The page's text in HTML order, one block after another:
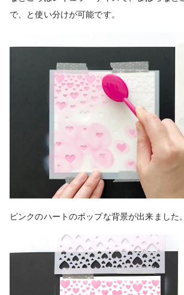
で、と使い分けが可能です。
ピンクのハートのポップな背景が出来ました。